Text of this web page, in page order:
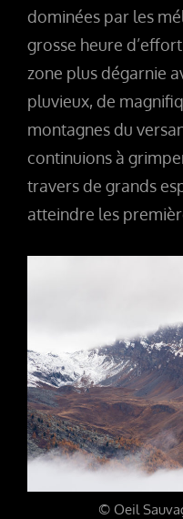
dominées par les
grosse heure
zone plus dégarnie
pluvieux, de
montagnes du
continuions à
travers de grands
atteindre les
© Oeil